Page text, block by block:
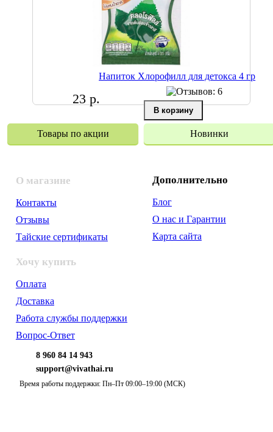
Напиток Хлорофилл для детокса 4 гр
23 р.
Товары по акции Новинки
О магазине
Контакты
Отзывы
Тайские сертификаты
Хочу купить
Оплата
Доставка
Работа службы поддержки
Вопрос-Ответ
Дополнительно
Блог
О нас и Гарантии
Карта сайта
8 960 84 14 943
support@vivathai.ru
Время работы поддержки: Пн–Пт 09:00–19:00 (МСК)